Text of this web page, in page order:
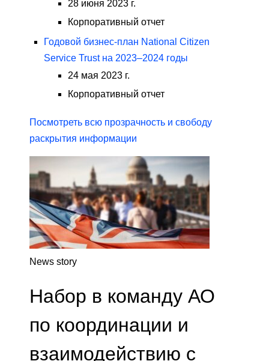
28 июня 2023 г.
Корпоративный отчет
Годовой бизнес-план National Citizen
Service Trust на 2023–2024 годы
24 мая 2023 г.
Корпоративный отчет
Посмотреть всю прозрачность и свободу
раскрытия информации
News story
Набор в команду АО
по координации и
взаимодействию с